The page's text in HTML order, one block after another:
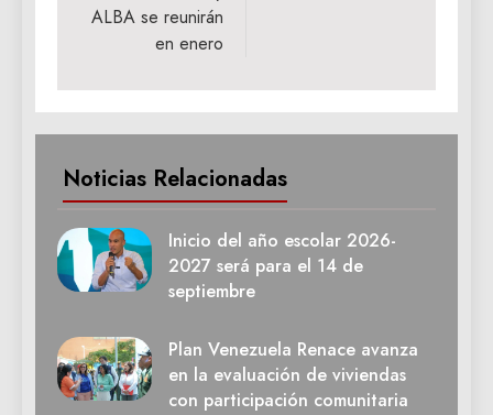
ALBA se reunirán
en enero
Noticias Relacionadas
Inicio del año escolar 2026-
2027 será para el 14 de
septiembre
Plan Venezuela Renace avanza
en la evaluación de viviendas
con participación comunitaria